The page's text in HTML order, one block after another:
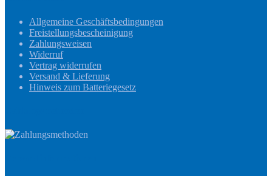
Allgemeine Geschäftsbedingungen
Freistellungsbescheinigung
Zahlungsweisen
Widerruf
Vertrag widerrufen
Versand & Lieferung
Hinweis zum Batteriegesetz